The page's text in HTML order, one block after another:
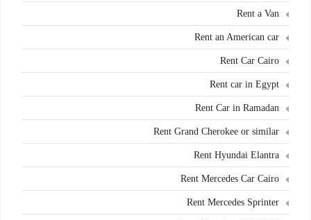
Rent a Van
Rent an American car
Rent Car Cairo
Rent car in Egypt
Rent Car in Ramadan
Rent Grand Cherokee or similar
Rent Hyundai Elantra
Rent Mercedes Car Cairo
Rent Mercedes Sprinter